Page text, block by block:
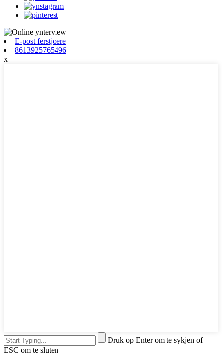
E-post ferstjoere
8613925765496
x
Druk op Enter om te sykjen of
ESC om te sluten